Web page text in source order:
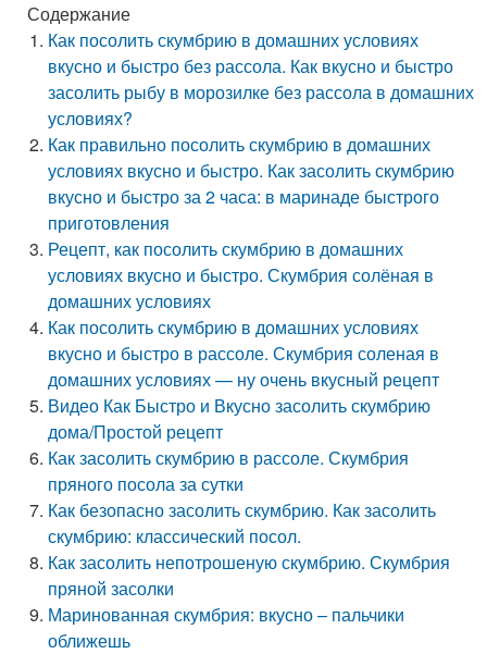
Содержание
Как посолить скумбрию в домашних условиях
вкусно и быстро без рассола. Как вкусно и быстро
засолить рыбу в морозилке без рассола в домашних
условиях?
Как правильно посолить скумбрию в домашних
условиях вкусно и быстро. Как засолить скумбрию
вкусно и быстро за 2 часа: в маринаде быстрого
приготовления
Рецепт, как посолить скумбрию в домашних
условиях вкусно и быстро. Скумбрия солёная в
домашних условиях
Как посолить скумбрию в домашних условиях
вкусно и быстро в рассоле. Скумбрия соленая в
домашних условиях — ну очень вкусный рецепт
Видео Как Быстро и Вкусно засолить скумбрию
дома/Простой рецепт
Как засолить скумбрию в рассоле. Скумбрия
пряного посола за сутки
Как безопасно засолить скумбрию. Как засолить
скумбрию: классический посол.
Как засолить непотрошеную скумбрию. Скумбрия
пряной засолки
Маринованная скумбрия: вкусно – пальчики
оближешь